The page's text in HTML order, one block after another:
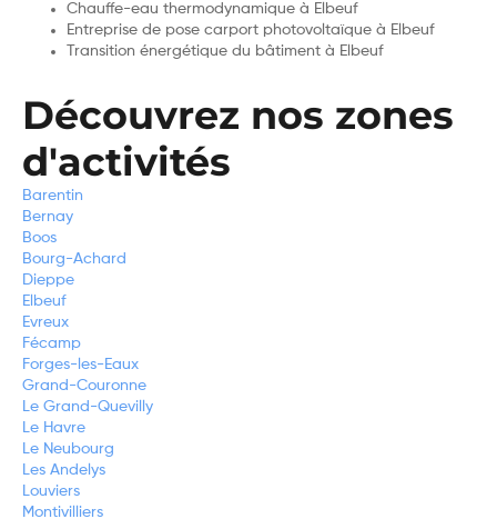
Chauffe-eau thermodynamique à Elbeuf
Entreprise de pose carport photovoltaïque à Elbeuf
Transition énergétique du bâtiment à Elbeuf
Découvrez nos zones
d'activités
Barentin
Bernay
Boos
Bourg-Achard
Dieppe
Elbeuf
Evreux
Fécamp
Forges-les-Eaux
Grand-Couronne
Le Grand-Quevilly
Le Havre
Le Neubourg
Les Andelys
Louviers
Montivilliers